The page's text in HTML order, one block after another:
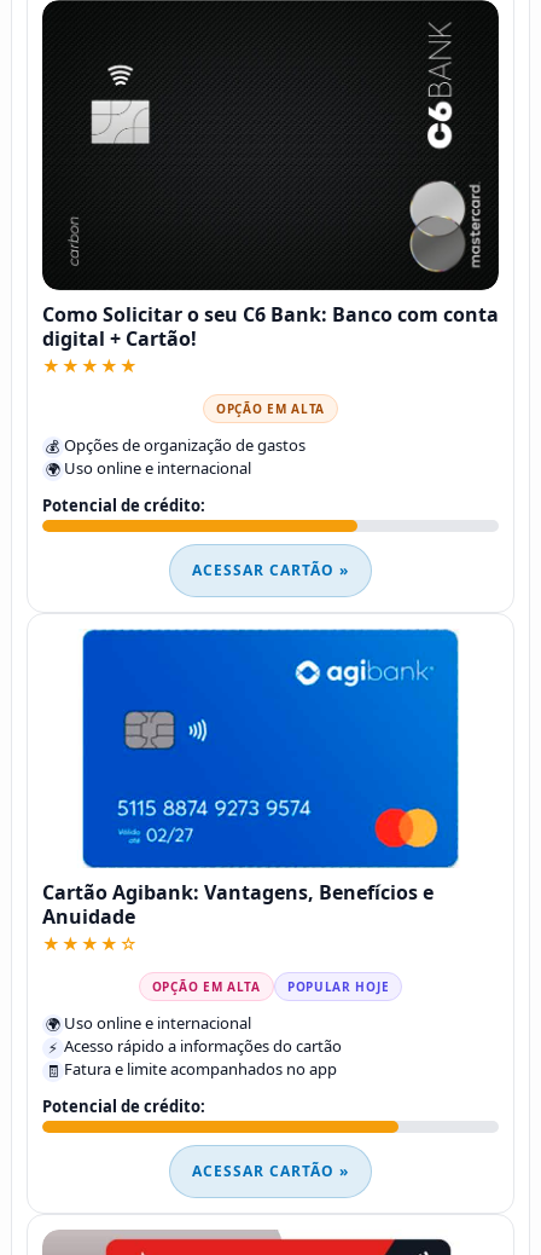
Como Solicitar o seu C6 Bank: Banco com conta
digital + Cartão!
★★★★★
OPÇÃO EM ALTA
💰 Opções de organização de gastos
🌍 Uso online e internacional
Potencial de crédito:
ACESSAR CARTÃO »
Cartão Agibank: Vantagens, Benefícios e
Anuidade
★★★★☆
OPÇÃO EM ALTA POPULAR HOJE
🌍 Uso online e internacional
⚡ Acesso rápido a informações do cartão
🧾 Fatura e limite acompanhados no app
Potencial de crédito:
ACESSAR CARTÃO »